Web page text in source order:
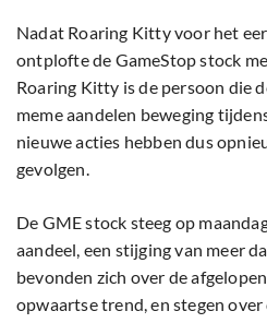
Nadat Roaring Kitty voor het
ontplofte de GameStop stock
Roaring Kitty is de persoon die
meme aandelen beweging
nieuwe acties hebben dus
gevolgen.
De GME stock steeg op
aandeel, een stijging van meer
bevonden zich over de
opwaartse trend, en stegen